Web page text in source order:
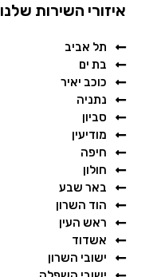
איזורי השירות שלנו
תל אביב
בת ים
כוכב יאיר
נתניה
סביון
מודיעין
חיפה
חולון
באר שבע
הוד השרון
ראש העין
אשדוד
ישובי השרון